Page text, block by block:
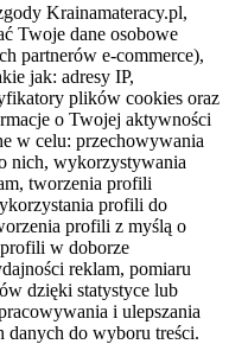
Krainamateracy.pl,
Twoje dane osobowe
partnerów e-commerce),
jak: adresy IP,
plików cookies oraz
o Twojej aktywności
w celu: przechowywania
nich, wykorzystywania
tworzenia profili
profili do
profili z myślą o
w doborze
reklam, pomiaru
dzięki statystyce lub
i ulepszania
danych do wyboru treści.